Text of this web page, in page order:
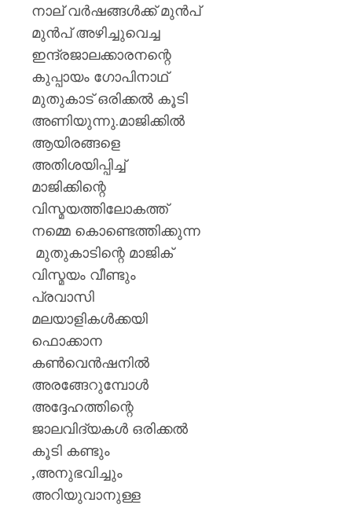
നാല് വര്‍ഷങ്ങള്‍ക്ക് മുന്‍പ്
മുന്‍പ് അഴിച്ചുവെച്ച
ഇന്ദ്രജാലക്കാരനന്റെ
കുപ്പായം ഗോപിനാഥ്
മുതുകാട് ഒരിക്കൽ കൂടി
അണിയുന്നു.മാജിക്കിൽ
ആയിരങ്ങളെ
അതിശയിപ്പിച്ച്
മാജിക്കിന്റെ
വിസ്മയത്തിലോകത്ത്
നമ്മെ കൊണ്ടെത്തിക്കുന്ന
മുതുകാടിന്റെ മാജിക്
വിസ്മയം വീണ്ടും
പ്രവാസി
മലയാളികൾക്കയി
ഫൊക്കാന
കൺവെൻഷനിൽ
അരങ്ങേറുമ്പോൾ
അദ്ദേഹത്തിന്റെ
ജാലവിദ്യകൾ ഒരിക്കൽ
കൂടി കണ്ടും
,അനുഭവിച്ചും
അറിയുവാനുള്ള